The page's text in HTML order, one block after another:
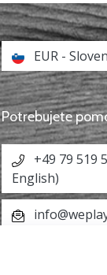
EUR -
Potrebujete
+49 79 519
English)